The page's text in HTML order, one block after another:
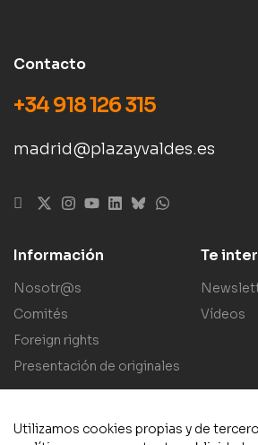
Contacto
+34 918 126 315
madrid@plazayvaldes.es
Información
Nosotr@s
Comités
Foreign rights
Presentación de originales
Te
Vídeos
Utilizamos cookies propias y de